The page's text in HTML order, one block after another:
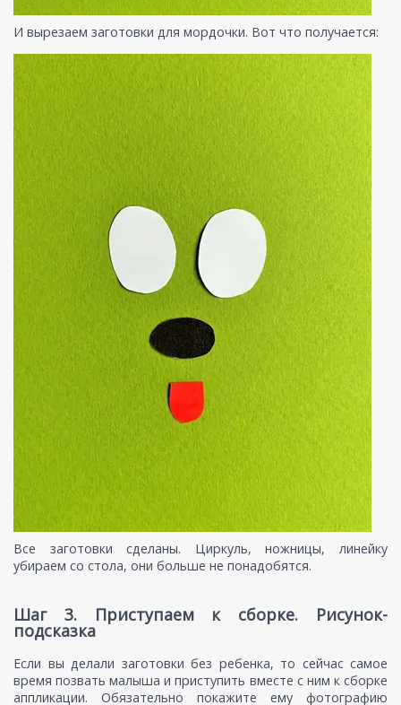
И вырезаем заготовки для мордочки. Вот что получается:
Все заготовки сделаны. Циркуль, ножницы, линейку
убираем со стола, они больше не понадобятся.
Шаг 3. Приступаем к сборке. Рисунок-
подсказка
Если вы делали заготовки без ребенка, то сейчас самое
время позвать малыша и приступить вместе с ним к сборке
аппликации. Обязательно покажите ему фотографию